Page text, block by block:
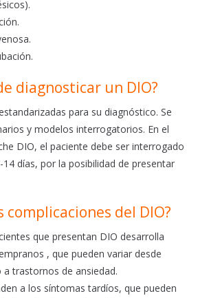
diagnosticar un DIO?
para su diagnóstico. Se
y modelos interrogatorios. En el
DIO, el paciente debe ser interrogado
días, por la posibilidad de presentar
complicaciones del DIO?
que presentan DIO desarrolla
, que pueden variar desde
trastornos de ansiedad.
a los síntomas tardíos, que pueden